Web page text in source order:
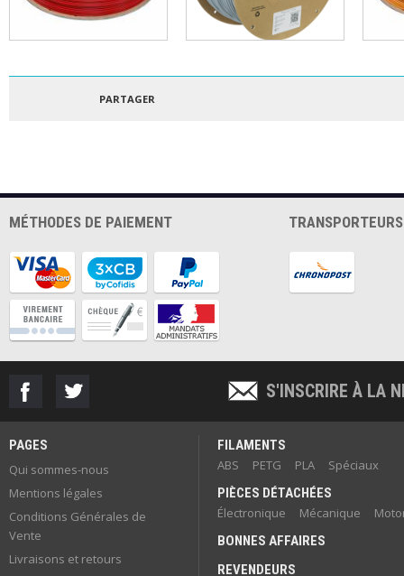
EASYFIL 1.75MM
POLYLITE 1.75MM
PARTAGER
MÉTHODES DE PAIEMENT TRANSPORTEURS
S'INSCRIRE À LA
PAGES
Qui sommes-nous
Mentions légales
Conditions Générales de
Vente
Livraisons et retours
FILAMENTS
ABS
PETG PLA
Spéciaux
PIÈCES DÉTACHÉES
Électronique
Mécanique
BONNES AFFAIRES
REVENDEURS